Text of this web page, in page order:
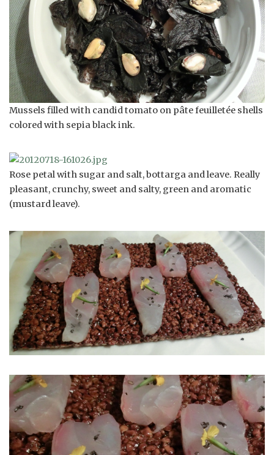
Mussels filled with candid tomato on pâte feuilletée shells
colored with sepia black ink.
Rose petal with sugar and salt, bottarga and leave. Really
pleasant, crunchy, sweet and salty, green and aromatic
(mustard leave).